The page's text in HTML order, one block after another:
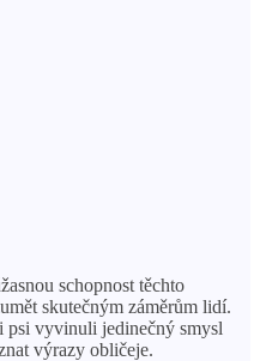
schopnost těchto
skutečným záměrům lidí.
psi vyvinuli jedinečný smysl
výrazy obličeje.